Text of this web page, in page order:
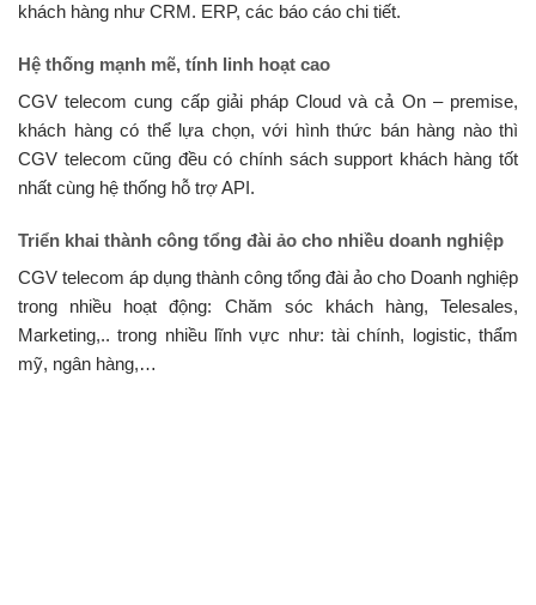
khách hàng như CRM. ERP, các báo cáo chi tiết.
Hệ thống mạnh mẽ, tính linh hoạt cao
CGV telecom cung cấp giải pháp Cloud và cả On – premise,
khách hàng có thể lựa chọn, với hình thức bán hàng nào thì
CGV telecom cũng đều có chính sách support khách hàng tốt
nhất cùng hệ thống hỗ trợ API.
Triển khai thành công tổng đài ảo cho nhiều doanh nghiệp
CGV telecom áp dụng thành công tổng đài ảo cho Doanh nghiệp
trong nhiều hoạt động: Chăm sóc khách hàng, Telesales,
Marketing,.. trong nhiều lĩnh vực như: tài chính, logistic, thẩm
mỹ, ngân hàng,…